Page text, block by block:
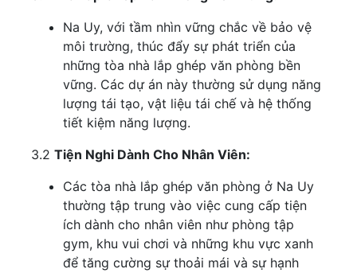
Na Uy, với tầm nhìn vững chắc về bảo vệ
môi trường, thúc đẩy sự phát triển của
những tòa nhà lắp ghép văn phòng bền
vững. Các dự án này thường sử dụng năng
lượng tái tạo, vật liệu tái chế và hệ thống
tiết kiệm năng lượng.
3.2 Tiện Nghi Dành Cho Nhân Viên:
Các tòa nhà lắp ghép văn phòng ở Na Uy
thường tập trung vào việc cung cấp tiện
ích dành cho nhân viên như phòng tập
gym, khu vui chơi và những khu vực xanh
để tăng cường sự thoải mái và sự hạnh